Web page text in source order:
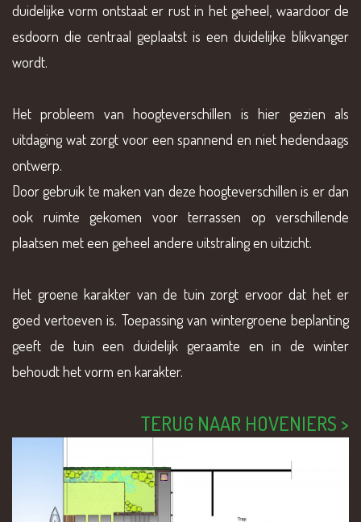
duidelijke vorm ontstaat er rust in het geheel, waardoor de
esdoorn die centraal geplaatst is een duidelijke blikvanger
wordt.
Het probleem van hoogteverschillen is hier gezien als
uitdaging wat zorgt voor een spannend en niet hedendaags
ontwerp.
Door gebruik te maken van deze hoogteverschillen is er dan
ook ruimte gekomen voor terrassen op verschillende
plaatsen met een geheel andere uitstraling en uitzicht.
Het groene karakter van de tuin zorgt ervoor dat het er
goed vertoeven is. Toepassing van wintergroene beplanting
geeft de tuin een duidelijk geraamte en in de winter
behoudt het vorm en karakter.
TERUG NAAR HOVENIERS >